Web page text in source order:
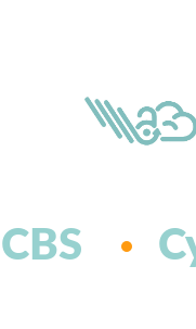
CBS